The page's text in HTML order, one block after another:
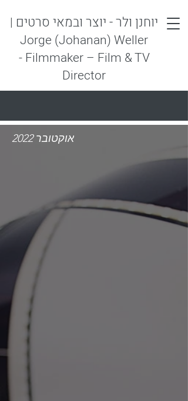
יוחנן ולר - יוצר ובמאי סרטים |
Jorge (Johanan) Weller
- Filmmaker – Film & TV
Director
אוקטובר 2022